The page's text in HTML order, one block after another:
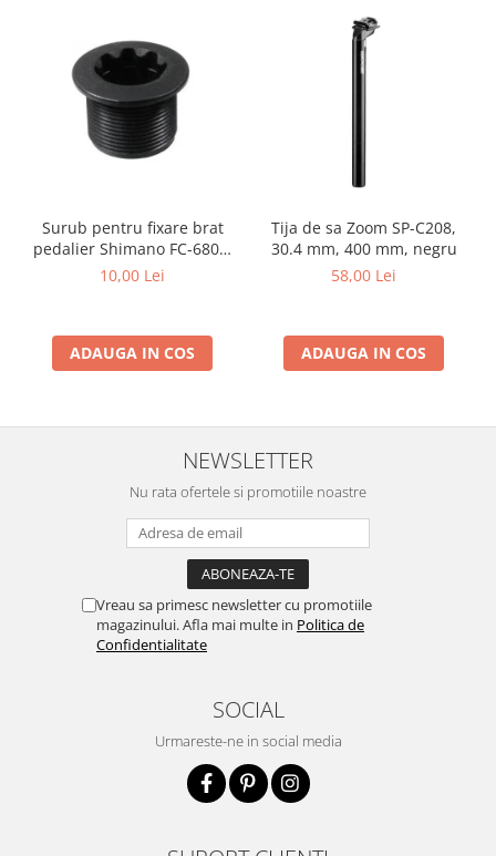
Surub pentru fixare brat
pedalier Shimano FC-6800,
M20
10,00 Lei
ADAUGA IN COS
Tija de sa Zoom SP-C208,
30.4 mm, 400 mm, negru
58,00 Lei
ADAUGA IN COS
NEWSLETTER
Nu rata ofertele si promotiile noastre
Vreau sa primesc newsletter cu promotiile
magazinului. Afla mai multe in Politica de
Confidentialitate
SOCIAL
Urmareste-ne in social media